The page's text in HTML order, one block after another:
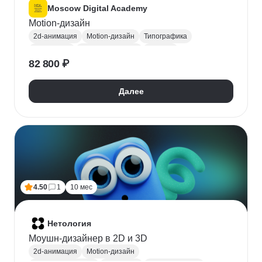
Moscow Digital Academy
Motion-дизайн
2d-анимация Motion-дизайн
Типографика
Создание анимации
82 800 ₽
Далее
4.50 1 10 мес
Нетология
Моушн-дизайнер в 2D и 3D
2d-анимация
Motion-дизайн